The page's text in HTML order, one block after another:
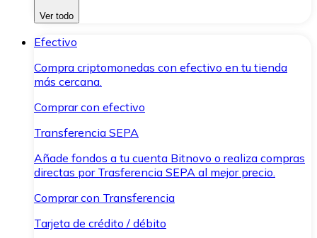
Ver todo
Efectivo
Compra criptomonedas con efectivo en tu tienda
más cercana.
Comprar con efectivo
Transferencia SEPA
Añade fondos a tu cuenta Bitnovo o realiza compras
directas por Trasferencia SEPA al mejor precio.
Comprar con Transferencia
Tarjeta de crédito / débito